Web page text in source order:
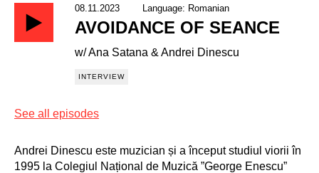
08.11.2023 Language: Romanian
AVOIDANCE OF SEANCE
w/ Ana Satana & Andrei Dinescu
INTERVIEW
See all episodes
Andrei Dinescu este muzician și a început studiul viorii în
1995 la Colegiul Național de Muzică ”George Enescu”